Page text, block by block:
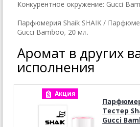
Конкурентное окружение: Gucci
Парфюмерия Shaik SHAIK /
Gucci Bamboo, 20 мл.
Аромат в других
исполнения
Акция
Тестер
Gucci